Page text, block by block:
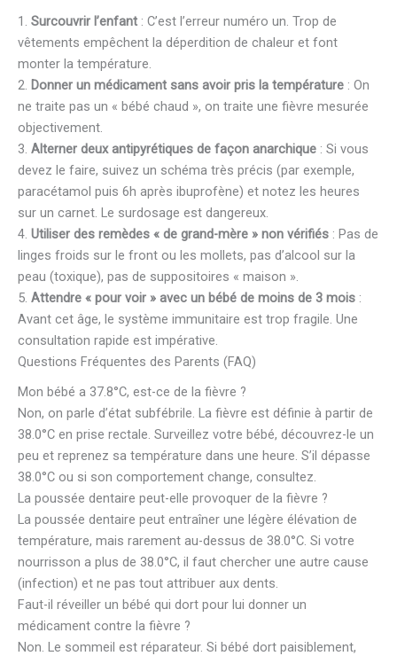
1. Surcouvrir l’enfant : C’est l’erreur numéro un. Trop de
vêtements empêchent la déperdition de chaleur et font
monter la température.
2. Donner un médicament sans avoir pris la température : On
ne traite pas un « bébé chaud », on traite une fièvre mesurée
objectivement.
3. Alterner deux antipyrétiques de façon anarchique : Si vous
devez le faire, suivez un schéma très précis (par exemple,
paracétamol puis 6h après ibuprofène) et notez les heures
sur un carnet. Le surdosage est dangereux.
4. Utiliser des remèdes « de grand-mère » non vérifiés : Pas de
linges froids sur le front ou les mollets, pas d’alcool sur la
peau (toxique), pas de suppositoires « maison ».
5. Attendre « pour voir » avec un bébé de moins de 3 mois :
Avant cet âge, le système immunitaire est trop fragile. Une
consultation rapide est impérative.
Questions Fréquentes des Parents (FAQ)
Mon bébé a 37.8°C, est-ce de la fièvre ?
Non, on parle d’état subfébrile. La fièvre est définie à partir de
38.0°C en prise rectale. Surveillez votre bébé, découvrez-le un
peu et reprenez sa température dans une heure. S’il dépasse
38.0°C ou si son comportement change, consultez.
La poussée dentaire peut-elle provoquer de la fièvre ?
La poussée dentaire peut entraîner une légère élévation de
température, mais rarement au-dessus de 38.0°C. Si votre
nourrisson a plus de 38.0°C, il faut chercher une autre cause
(infection) et ne pas tout attribuer aux dents.
Faut-il réveiller un bébé qui dort pour lui donner un
médicament contre la fièvre ?
Non. Le sommeil est réparateur. Si bébé dort paisiblement,